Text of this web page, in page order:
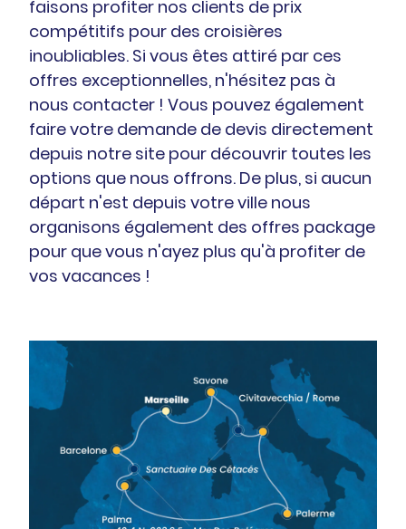
faisons profiter nos clients de prix
compétitifs pour des croisières
inoubliables. Si vous êtes attiré par ces
offres exceptionnelles, n'hésitez pas à
nous contacter ! Vous pouvez également
faire votre demande de devis directement
depuis notre site pour découvrir toutes les
options que nous offrons. De plus, si aucun
départ n'est depuis votre ville nous
organisons également des offres package
pour que vous n'ayez plus qu'à profiter de
vos vacances !